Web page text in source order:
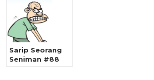
Sarip Seorang
Seniman #88